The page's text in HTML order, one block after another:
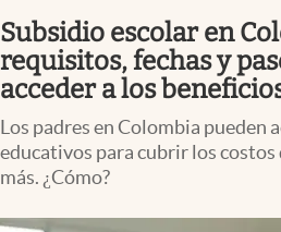
Colombia
Subsidio escolar en
requisitos, fechas y
acceder a los
Los padres en Colombia pueden
educativos para cubrir los
más. ¿Cómo?